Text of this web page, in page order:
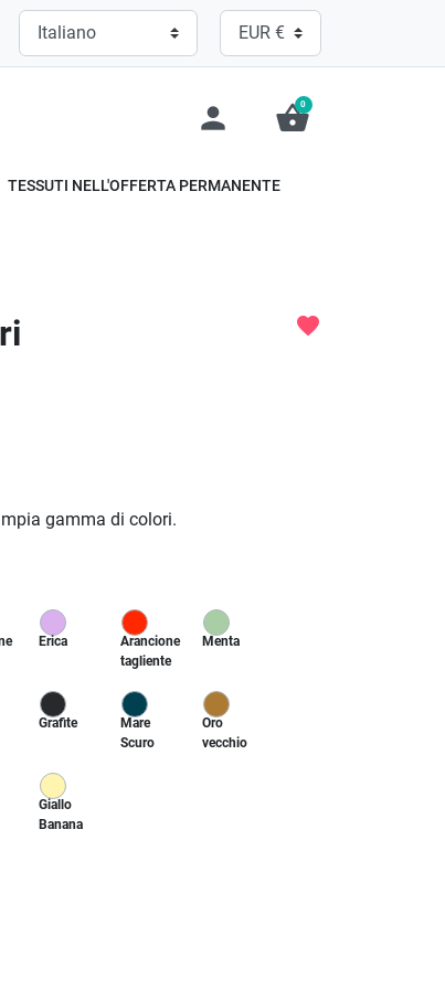
person shopping_basket
0
TESSUTI NELL'OFFERTA PERMANENTE
favorite
gamma di colori.
Erica
Arancione
tagliente
Menta
Grafite
Mare
Scuro
Oro
vecchio
Giallo
Banana